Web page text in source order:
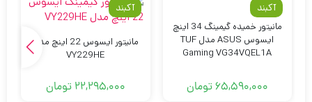
آکبند
مانیتور خمیده گیمینگ 34 اینچ
ایسوس ASUS مدل TUF
Gaming VG34VQEL1A
65,590,000تومان
آکبند
مانیتور ایسوس 22 اینچ مدل
VY229HE
22,295,000 تومان